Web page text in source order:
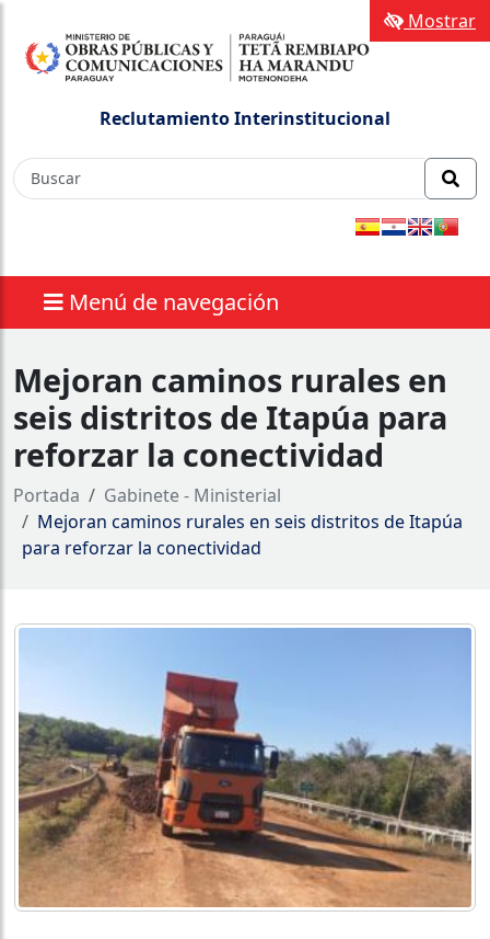
Reclutamiento Interinstitucional
Menú de navegación
Mostrar
Mejoran caminos rurales en
seis distritos de Itapúa para
reforzar la conectividad
Portada
Gabinete - Ministerial
Mejoran caminos rurales en seis distritos de Itapúa
para reforzar la conectividad